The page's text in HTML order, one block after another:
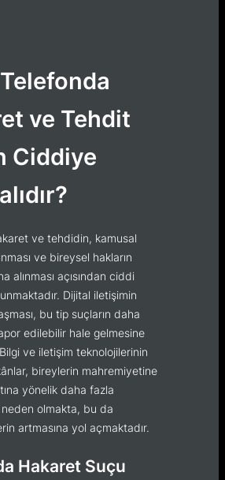
ve Tehdit
Ciddiye
ve tehdidin, kamusal
ve bireysel hakların
alınması açısından ciddi
Dijital iletişimin
bu tip suçların daha
edilebilir hale gelmesine
ve iletişim teknolojilerinin
bireylerin mahremiyetine
yönelik daha fazla
olmakta, bu da
artmasına yol açmaktadır.
Hakaret Suçu